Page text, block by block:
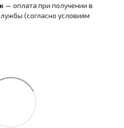
— оплата при получении в
(согласно условиям